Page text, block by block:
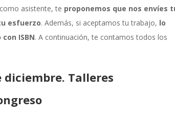
asistente, te proponemos que nos envíes
esfuerzo. Además, si aceptamos tu trabajo, lo
ISBN. A continuación, te contamos todos los
diciembre. Talleres